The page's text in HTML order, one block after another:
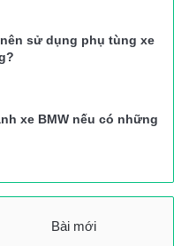
Tin tuc trong ngay
sử dụng phụ tùng xe
xe BMW nếu có những
Bài mới